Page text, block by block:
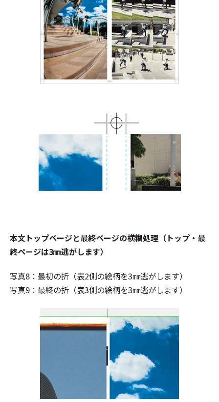
本文トップページと最終ページの横糊処理（トップ・最
終ページは3㎜逃がします）
写真8：最初の折（表2側の絵柄を3㎜逃がします）
写真9：最終の折（表3側の絵柄を3㎜逃がします）